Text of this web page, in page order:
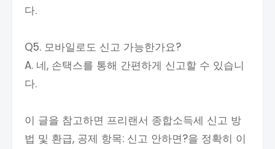
다.
Q5. 모바일로도 신고 가능한가요?
A. 네, 손택스를 통해 간편하게 신고할 수 있습니
다.
이 글을 참고하면 프리랜서 종합소득세 신고 방
법 및 환급, 공제 항목: 신고 안하면?을 정확히 이